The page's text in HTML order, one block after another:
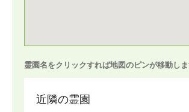
霊園名をクリックすれば地図のピンが移動しま
近隣の霊園